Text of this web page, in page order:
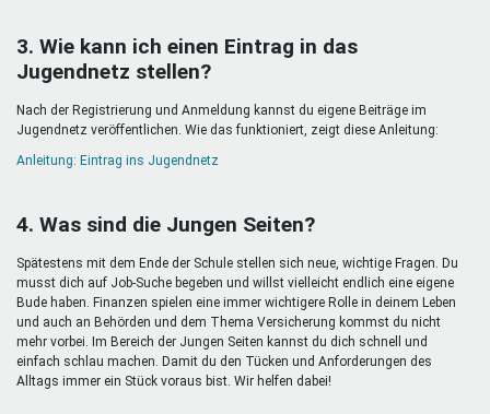
3. Wie kann ich einen Eintrag in das
Jugendnetz stellen?
Nach der Registrierung und Anmeldung kannst du eigene Beiträge im
Jugendnetz veröffentlichen. Wie das funktioniert, zeigt diese Anleitung:
Anleitung: Eintrag ins Jugendnetz
4. Was sind die Jungen Seiten?
Spätestens mit dem Ende der Schule stellen sich neue, wichtige Fragen. Du
musst dich auf Job-Suche begeben und willst vielleicht endlich eine eigene
Bude haben. Finanzen spielen eine immer wichtigere Rolle in deinem Leben
und auch an Behörden und dem Thema Versicherung kommst du nicht
mehr vorbei. Im Bereich der Jungen Seiten kannst du dich schnell und
einfach schlau machen. Damit du den Tücken und Anforderungen des
Alltags immer ein Stück voraus bist. Wir helfen dabei!